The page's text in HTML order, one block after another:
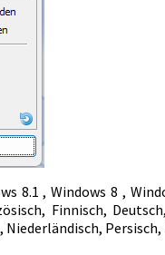
8.1 , Windows 8 ,
Finnisch,